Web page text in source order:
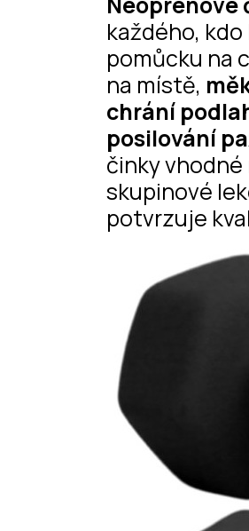
každého, kdo
pomůcku na
na místě,
chrání
posilování
činky
skupinové
potvrzuje